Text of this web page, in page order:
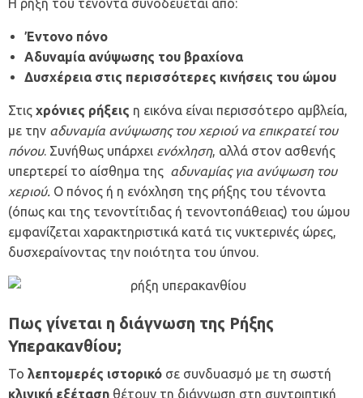
Η ρήξη του τένοντα συνοδεύεται από:
Έντονο πόνο
Αδυναμία ανύψωσης του βραχίονα
Δυσχέρεια στις περισσότερες κινήσεις του ώμου
Στις χρόνιες ρήξεις η εικόνα είναι περισσότερο αμβλεία,
με την αδυναμία ανύψωσης του χεριού να επικρατεί του
πόνου. Συνήθως υπάρχει ενόχληση, αλλά στον ασθενής
υπερτερεί το αίσθημα της αδυναμίας για ανύψωση του
χεριού. Ο πόνος ή η ενόχληση της ρήξης του τένοντα
(όπως και της τενοντίτιδας ή τενοντοπάθειας) του ώμου
εμφανίζεται χαρακτηριστικά κατά τις νυκτερινές ώρες,
δυσχεραίνοντας την ποιότητα του ύπνου.
Πως γίνεται η διάγνωση της Ρήξης
Υπερακανθίου;
Το λεπτομερές ιστορικό σε συνδυασμό με τη σωστή
κλινική εξέταση θέτουν τη διάγνωση στη συντριπτική